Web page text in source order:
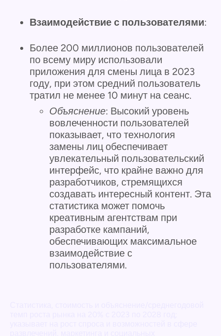
Взаимодействие с пользователями:
Более 200 миллионов пользователей
по всему миру использовали
приложения для смены лица в 2023
году, при этом средний пользователь
тратил не менее 10 минут на сеанс.
Объяснение: Высокий уровень
вовлеченности пользователей
показывает, что технология
замены лиц обеспечивает
увлекательный пользовательский
интерфейс, что крайне важно для
разработчиков, стремящихся
создавать интересный контент. Эта
статистика может помочь
креативным агентствам при
разработке кампаний,
обеспечивающих максимальное
взаимодействие с
пользователями.